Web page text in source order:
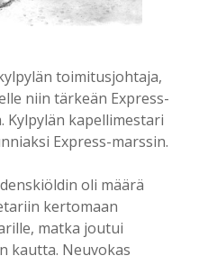
toimitusjohtaja,
niin tärkeän Express-
Kylpylän kapellimestari
Express-marssin.
oli määrä
kertomaan
matka joutui
kautta. Neuvokas